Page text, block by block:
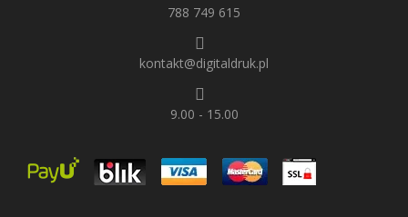
788 749 615
kontakt@digitaldruk.pl
9.00 - 15.00